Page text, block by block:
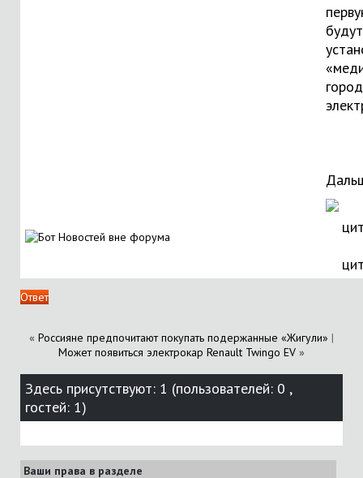
будут
Ответ
« Россияне предпочитают покупать подержанные «Жигули» |
Может появиться электрокар Renault Twingo EV »
Здесь присутствуют: 1 (пользователей: 0 ,
гостей: 1)
Ваши права в разделе